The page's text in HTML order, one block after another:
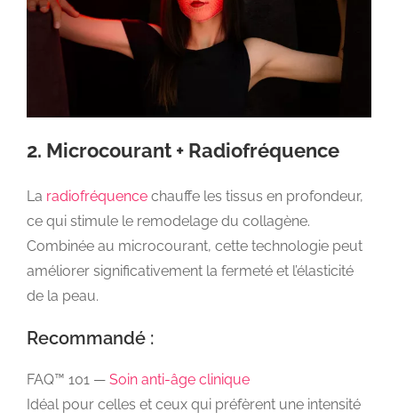
2. Microcourant + Radiofréquence
La radiofréquence chauffe les tissus en profondeur,
ce qui stimule le remodelage du collagène.
Combinée au microcourant, cette technologie peut
améliorer significativement la fermeté et l’élasticité
de la peau.
Recommandé :
FAQ™ 101 — Soin anti-âge clinique
Idéal pour celles et ceux qui préfèrent une intensité